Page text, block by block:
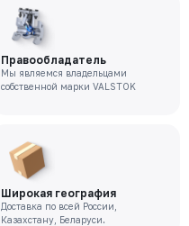
Правообладатель
Мы являемся владельцами
собственной марки VALSTOK
Широкая география
Доставка по всей России,
Казахстану, Беларуси.